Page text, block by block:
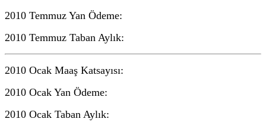
2010 Temmuz Yan Ödeme:
2010 Temmuz Taban Aylık:
2010 Ocak Maaş Katsayısı:
2010 Ocak Yan Ödeme:
2010 Ocak Taban Aylık: